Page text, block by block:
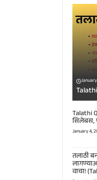
Talathi
सिलेबस,
January 4,
तलाठी
वाचा!